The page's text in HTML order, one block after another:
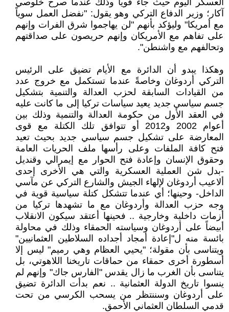
العسكر اليوم حيث جاء قوياً وذلك عندما صرح خلوصي
آكار؛ وزير الدفاع التركي وهو يقول: "نفضل العمل سوياً
مع أمريكا" وليؤكد بأنهم "لن يهاجموا شرق الفرات وإنهم
على تفاهم مع الأمريكان وإنهم حريصون على صداقتهم
وتحالفهم مع واشنطن".
وهكذا يبدو أن الدائرة مع الأيام تضيق على الرئيس
التركي أردوغان وخاصةً عندما تستكمل مع خروج عدد
من القيادات السابقة لحزب العدالة والتنمية بتشكيل
جسم سياسي جديد يعيد سياسات تركيا إلى ما كانت عليه
في العقد الأول من حكومة العدالة والتنمية وذلك بين
أعوام 2002 و2012 أو تتوافق تلك الكتلة مع قوى
المعارضة على تشكيل جسم سياسي جديد بحيث تعيد
فتح كافة الملفات وعلى رأسها ملف الحريات العامة
وحقوق الإنسان وإعادة فتح الحوار مع إيمرالي وقنديل
-بدل شن العملية العسكرية والتي هي الأخرى إحدى
ألاعيب أردوغان لإلهاء الجيش والشارع التركي عن مآسي
الداخل- وحينها؛ أي عندما تتشكل كتلة سياسية قوية في
وجه حزب العدالة وأردوغان مع ما تشهدها تركيا من
أزمات داخلية وخارجية .. فحينها أعتقد سيكون الانقلاب
أبيضاً على أردوغان وسياسته الحمقاء وذلك في محاولة
بائسة منه ل"إعادة أمجاد أجداده السلاطين العثمانيين"
ويتناسى بأن مقولة؛ "يحيي العظام وهي رميم" ليس إلا
أسطورة أخرى حمقاء من حماقات تاريخنا اللاهوتي، بل
يتناسى بأن الغرب ما زال يقدس "الفارس جاك" وإنهم لم
ينسوا تاريخ الدولة العثمانية .. نعم بدأت الدائرة تضيق
على أردوغان وسننتظر من يسحب الكرسي من تحت
قدمي السلطان العثماني الأحمق.